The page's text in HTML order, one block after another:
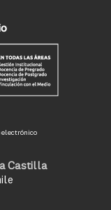
electrónico
Castilla